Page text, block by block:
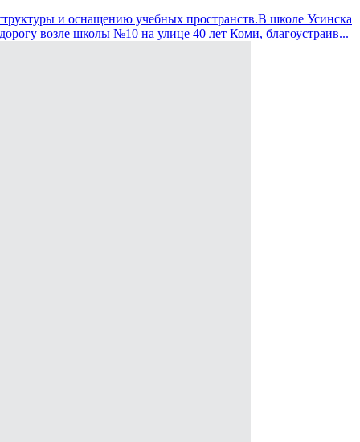
и оснащению учебных пространств.В школе Усинска
возле школы №10 на улице 40 лет Коми, благоустраив...